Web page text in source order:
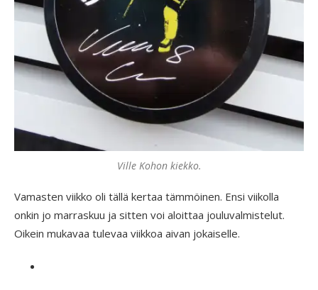
Ville Kohon kiekko.
Vamasten viikko oli tällä kertaa tämmöinen. Ensi viikolla
onkin jo marraskuu ja sitten voi aloittaa jouluvalmistelut.
Oikein mukavaa tulevaa viikkoa aivan jokaiselle.